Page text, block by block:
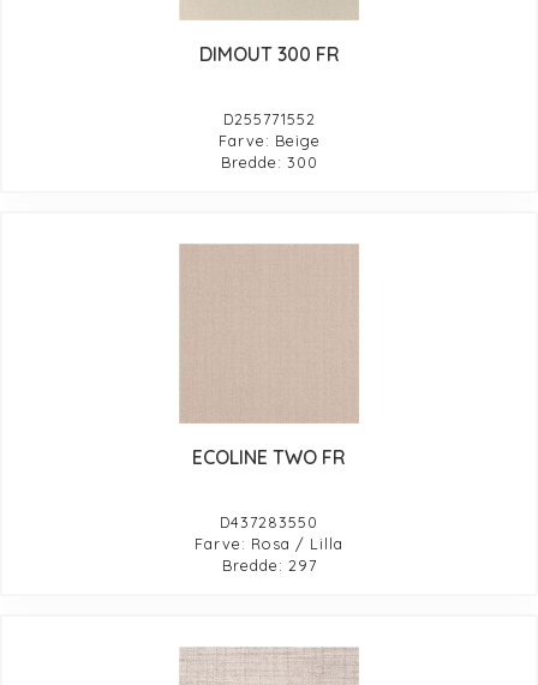
DIMOUT 300 FR
D255771552
Farve: Beige
Bredde: 300
ECOLINE TWO FR
D437283550
Farve: Rosa / Lilla
Bredde: 297